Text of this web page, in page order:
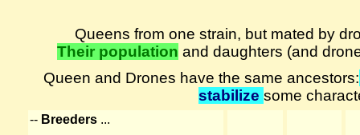
Queens from one strain, but mated by
Their population and daughters (and
Queen and Drones have the same ancestors:
stabilize some
-- Breeders...